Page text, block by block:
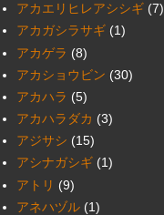
アカエリヒレアシシギ (7)
アカガシラサギ (1)
アカゲラ (8)
アカショウビン (30)
アカハラ (5)
アカハラダカ (3)
アジサシ (15)
アシナガシギ (1)
アトリ (9)
アネハヅル (1)